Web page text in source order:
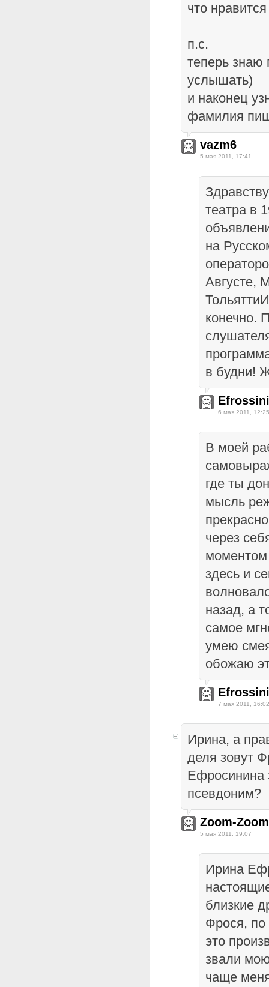
что
п.с.
теперь знаю
услышать)
и наконец
фамилия
vazm6
5 мая 2011, 17:41
театра в
на
Августе,
конечно.
в будни!
6 мая 2011, 12:25
В моей
где ты
мысль
через
здесь и
назад, а
самое
умею
обожаю
7 мая 2011, 16:02
Ирина, а
деля зовут
Ефросинина
псевдоним?
Zoom-Zoom
5 мая 2011, 19:07
Ирина
близкие
Фрося,
это
звали
чаще